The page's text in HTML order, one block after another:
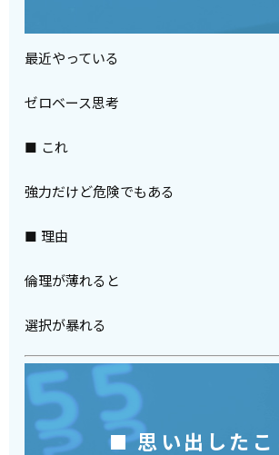
最近やっている
ゼロベース思考
■ これ
強力だけど危険でもある
■ 理由
倫理が薄れると
選択が暴れる
■ 思い出したこ